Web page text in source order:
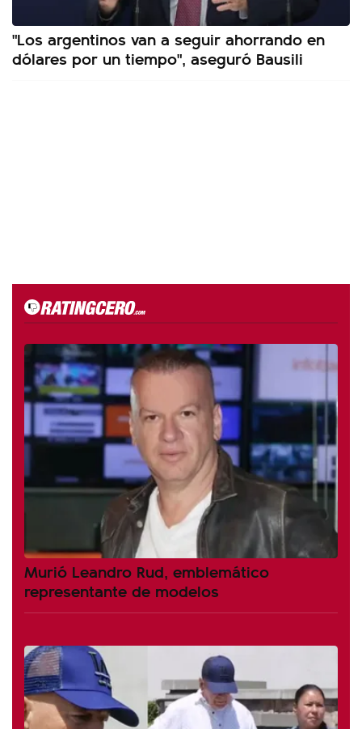
"Los argentinos van a seguir ahorrando en
dólares por un tiempo", aseguró Bausili
Murió Leandro Rud, emblemático
representante de modelos